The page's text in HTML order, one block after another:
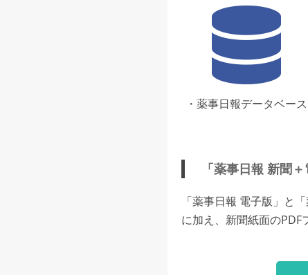
・薬事日報データベース
「薬事日報 新聞
「薬事日報 電子版」と
に加え、新聞紙面のPDF